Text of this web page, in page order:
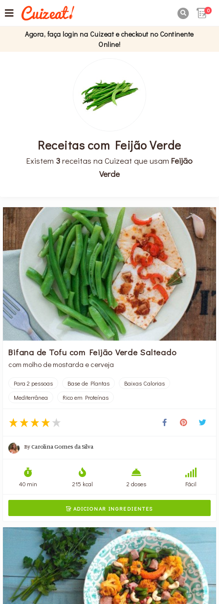
0
Agora, faça login na Cuizeat e checkout no Continente
Online!
Receitas com Feijão Verde
Existem 3receitas na Cuizeat que usam Feijão
Verde
Bifana de Tofu com Feijão Verde Salteado
com molho de mostarda e cerveja
Para 2 pessoas Base de Plantas
Baixas Calorias
Mediterrânea
Rico em Proteínas
ByCarolina Gomes da Silva
40 min 215 kcal 2 doses Fácil
ADICIONAR INGREDIENTES